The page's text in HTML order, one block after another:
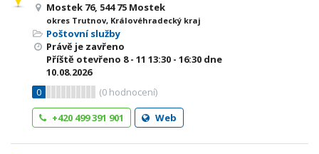
Mostek 76, 544 75 Mostek
okres Trutnov, Královéhradecký kraj
Poštovní služby
Právě je zavřeno
Příště otevřeno 8 - 11 13:30 - 16:30 dne
10.08.2026
0
(0 hodnocení)
+420 499 391 901
Web